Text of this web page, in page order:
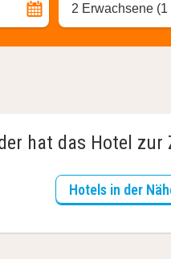
2 Erwachsene (1
hat das Hotel zur
Hotels in der